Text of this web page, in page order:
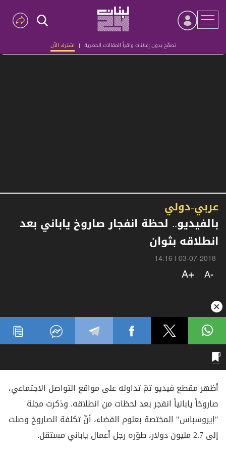
تصفّح بدون إعلانات واقرأ المقالات الحصرية | اشترك الآن
Advertisement
عربي-دولي
بالفيديو.. لحظة انفجار صاروخ ياباني بعد
انطلاقه بثوان
03-07-2018
14:16
A-
A+
أظهر مقطع فيديو تمّ تداوله على مواقع التواصل الاجتماعي،
صاروخاً يابانياً انفجر بعد لحظات من انطلاقه. وذكرت مجلة
"إيروسباس" المختصة بعلوم الفضاء، أنّ تكلفة الصاروخ وصلت
إلى 2.7 مليون دولار، طوّره رجل أعمال ياباني مستقل.